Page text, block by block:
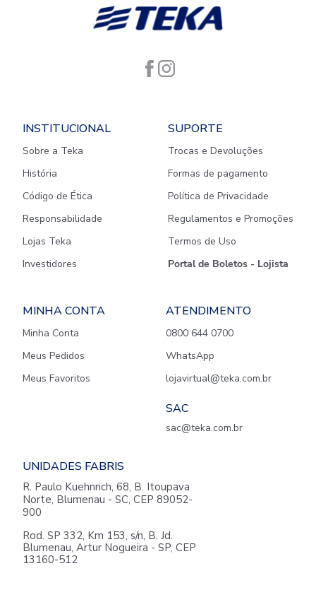
INSTITUCIONAL
Sobre a Teka
História
Código de Ética
Responsabilidade
Lojas Teka
Investidores
SUPORTE
Trocas e Devoluções
Formas de pagamento
Política de Privacidade
Regulamentos e Promoções
Termos de Uso
Portal de Boletos - Lojista
MINHA CONTA
Minha Conta
Meus Pedidos
Meus Favoritos
ATENDIMENTO
0800 644 0700
WhatsApp
lojavirtual@teka.com.br
SAC
sac@teka.com.br
UNIDADES FABRIS
R. Paulo Kuehnrich, 68, B. Itoupava
Norte, Blumenau - SC, CEP 89052-
900
Rod. SP 332, Km 153, s/n, B. Jd.
Blumenau, Artur Nogueira - SP, CEP
13160-512